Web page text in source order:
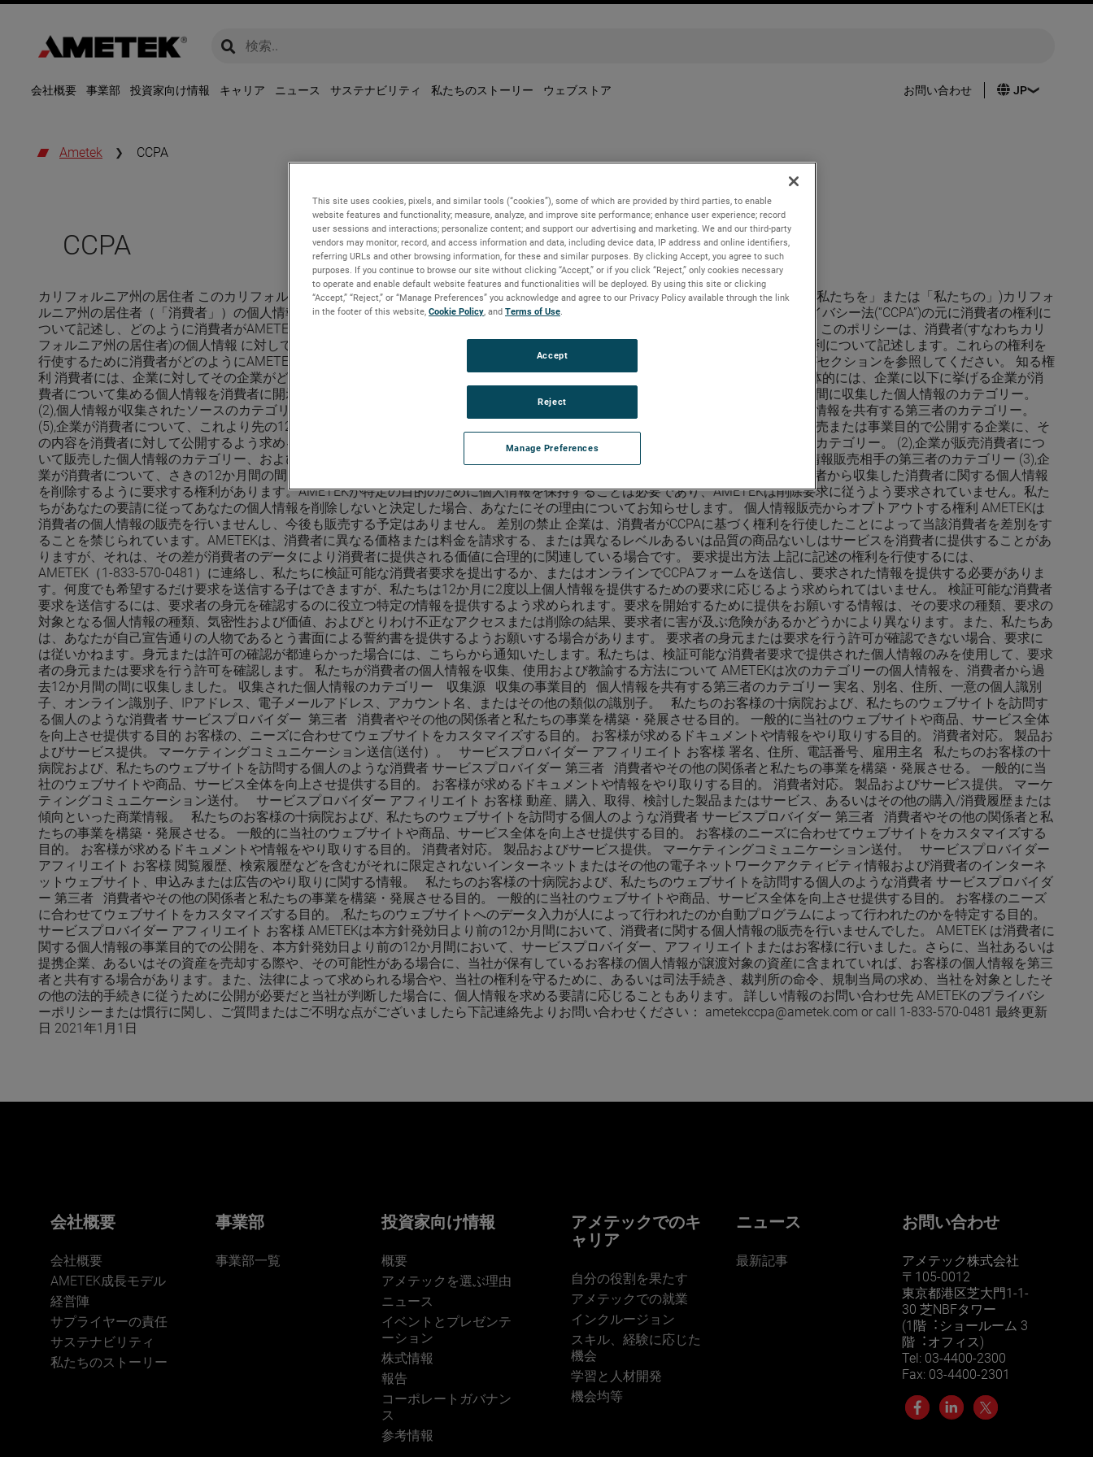
global-search
global-search
会社概要 事業部 投資家向け情報 キャリア ニュース サステナビリティ 私たちのストーリー ウェブストア お問い合わせ
Ametek CCPA
CCPA
カリフォルニア州の居住者 このカリフォルニア州の居住者のプライバシーポリシーでは、 AMETEKの (「AMETEK」、「私たち」、「私たちを」または「私たちの」)カリフォ
ルニア州の居住者（「消費者」）の個人情報の収集、使用、および開示に関する慣行は、2018年発行のカリフォルニア州消費者プライバシー法(“CCPA”)の元に消費者の権利に
ついて記述し、どのように消費者がAMETEKに連絡を取ってそれらの権利を行使するのかについての説明をしてると記述しています。 このポリシーは、消費者(すなわちカリ
フォルニア州の居住者)の個人情報 に対してのみ低起用されます。 消費者の権利 このセクションではCCPAに基づく消費者の特定の権利について記述します。これらの権利を
行使するために消費者がどのようにAMETEKに連絡したらよいかに関する情報については、下の「リクエストの送信方法」と題されがセクションを参照してください。 知る権
利 消費者には、企業に対してその企業がどの個人情報を収集・使用・共有・販売するのかを公開するよう求める権利があります。具体的には、企業に以下に挙げる企業が消
費者について集める個人情報を消費者に開示するよう要求することができます： (1),企業が消費者について、これより先の12か月間の間に収集した個人情報のカテゴリー。
(2),個人情報が収集されたソースのカテゴリー。 (3),個人情報の収集またはは売を行うための事業目的または商業目的。 (4),企業が個人情報を共有する第三者のカテゴリー。
(5),企業が消費者について、これより先の12か月間の間に収集した個人の特定の情報。 消費者は、次に挙げる、消費者の個人情報を販売または事業目的で公開する企業に、そ
の内容を消費者に対して公開するよう求めることができます： (1),企業が消費者について、さきの12か月間の間に収集した個人情報のカテゴリー。 (2),企業が販売消費者につ
いて販売した個人情報のカテゴリー、および先の12か月間の間に、各第三者に対して販売された個人情報のカテゴリーによる、個人情報販売相手の第三者のカテゴリー (3),企
業が消費者について、さきの12か月間の間に事業目的で開示した個人情報のカテゴリー。 削除を求める権利 消費者には、企業が消費者から収集した消費者に関する個人情報
を削除するように要求する権利があります。AMETEKが特定の目的のために個人情報を保持することは必要であり、AMETEKは削除要求に従うよう要求されていません。私た
ちがあなたの要請に従ってあなたの個人情報を削除しないと決定した場合、あなたにその理由についてお知らせします。 個人情報販売からオプトアウトする権利 AMETEKは
消費者の個人情報の販売を行いませんし、今後も販売する予定はありません。 差別の禁止 企業は、消費者がCCPAに基づく権利を行使したことによって当該消費者を差別をす
ることを禁じられています。AMETEKは、消費者に異なる価格または料金を請求する、または異なるレベルあるいは品質の商品ないしはサービスを消費者に提供することがあ
りますが、それは、その差が消費者のデータにより消費者に提供される価値に合理的に関連している場合です。 要求提出方法 上記に記述の権利を行使するには、
AMETEK（1-833-570-0481）に連絡し、私たちに検証可能な消費者要求を提出するか、またはオンラインでCCPAフォームを送信し、要求された情報を提供する必要がありま
す。何度でも希望するだけ要求を送信する子はできますが、私たちは12か月に2度以上個人情報を提供するための要求に応じるよう求められてはいません。 検証可能な消費者
要求を送信するには、要求者の身元を確認するのに役立つ特定の情報を提供するよう求められます。要求を開始するために提供をお願いする情報は、その要求の種類、要求の
対象となる個人情報の種類、気密性および価値、およびとりわけ不正なアクセスまたは削除の結果、要求者に害が及ぶ危険があるかどうかにより異なります。また、私たちあ
は、あなたが自己宣告通りの人物であるとう書面による誓約書を提供するようお願いする場合があります。 要求者の身元または要求を行う許可が確認できない場合、要求に
は従いかねます。身元または許可の確認が都連らかった場合には、こちらから通知いたします。私たちは、検証可能な消費者要求で提供された個人情報のみを使用して、要求
者の身元または要求を行う許可を確認します。 私たちが消費者の個人情報を収集、使用および教諭する方法について AMETEKは次のカテゴリーの個人情報を、消費者から過
去12か月間の間に収集しました。 収集された個人情報のカテゴリー 収集源 収集の事業目的 個人情報を共有する第三者のカテゴリー 実名、別名、住所、一意の個人識別
子、オンライン識別子、IPアドレス、電子メールアドレス、アカウント名、またはその他の類似の識別子。 私たちのお客様の十病院および、私たちのウェブサイトを訪問す
る個人のような消費者 サービスプロバイダー 第三者 消費者やその他の関係者と私たちの事業を構築・発展させる目的。 一般的に当社のウェブサイトや商品、サービス全体
を向上させ提供する目的 お客様の、ニーズに合わせてウェブサイトをカスタマイズする目的。 お客様が求めるドキュメントや情報をやり取りする目的。 消費者対応。 製品お
よびサービス提供。 マーケティングコミュニケーション送信(送付）。 サービスプロバイダー アフィリエイト お客様 署名、住所、電話番号、雇用主名 私たちのお客様の十
病院および、私たちのウェブサイトを訪問する個人のような消費者 サービスプロバイダー 第三者 消費者やその他の関係者と私たちの事業を構築・発展させる。 一般的に当
社のウェブサイトや商品、サービス全体を向上させ提供する目的。 お客様が求めるドキュメントや情報をやり取りする目的。 消費者対応。 製品およびサービス提供。 マーケ
ティングコミュニケーション送付。 サービスプロバイダー アフィリエイト お客様 動産、購入、取得、検討した製品またはサービス、あるいはその他の購入/消費履歴または
傾向といった商業情報。 私たちのお客様の十病院および、私たちのウェブサイトを訪問する個人のような消費者 サービスプロバイダー 第三者 消費者やその他の関係者と私
たちの事業を構築・発展させる。 一般的に当社のウェブサイトや商品、サービス全体を向上させ提供する目的。 お客様のニーズに合わせてウェブサイトをカスタマイズする
目的。 お客様が求めるドキュメントや情報をやり取りする目的。 消費者対応。 製品およびサービス提供。 マーケティングコミュニケーション送付。 サービスプロバイダー
アフィリエイト お客様 閲覧履歴、検索履歴などを含むがそれに限定されないインターネットまたはその他の電子ネットワークアクティビティ情報および消費者のインターネ
ットウェブサイト、申込みまたは広告のやり取りに関する情報。 私たちのお客様の十病院および、私たちのウェブサイトを訪問する個人のような消費者 サービスプロバイダ
ー 第三者 消費者やその他の関係者と私たちの事業を構築・発展させる目的。 一般的に当社のウェブサイトや商品、サービス全体を向上させ提供する目的。 お客様のニーズ
に合わせてウェブサイトをカスタマイズする目的。 ,私たちのウェブサイトへのデータ入力が人によって行われたのか自動プログラムによって行われたのかを特定する目的。
サービスプロバイダー アフィリエイト お客様 AMETEKは本方針発効日より前の12か月間において、消費者に関する個人情報の販売を行いませんでした。 AMETEK は消費者に
関する個人情報の事業目的での公開を、本方針発効日より前の12か月間において、サービスプロバイダー、アフィリエイトまたはお客様に行いました。さらに、当社あるいは
提携企業、あるいはその資産を売却する際や、その可能性がある場合に、当社が保有しているお客様の個人情報が譲渡対象の資産に含まれていれば、お客様の個人情報を第三
者と共有する場合があります。また、法律によって求められる場合や、当社の権利を守るために、あるいは司法手続き、裁判所の命令、規制当局の求め、当社を対象としたそ
の他の法的手続きに従うために公開が必要だと当社が判断した場合に、個人情報を求める要請に応じることもあります。 詳しい情報のお問い合わせ先 AMETEKのプライバシ
ーポリシーまたは慣行に関し、ご質問またはご不明な点がございましたら下記連絡先よりお問い合わせください： ametekccpa@ametek.com or call 1-833-570-0481 最終更新
日 2021年1月1日
会社概要
会社概要
AMETEK成長モデル
経営陣
サプライヤーの責任
サステナビリティ
私たちのストーリー
事業部
事業部一覧
投資家向け情報
概要
アメテックを選ぶ理由
ニュース
イベントとプレゼンテ
ーション
株式情報
報告
コーポレートガバナン
ス
参考情報
アメテックでのキ
ャリア
自分の役割を果たす
アメテックでの就業
インクルージョン
スキル、経験に応じた
機会
学習と人材開発
機会均等
ニュース
最新記事
お問い合わせ
アメテック株式会社
〒105-0012
東京都港区芝大門1-1-
30 芝NBFタワー
(1階︓ショールーム 3
階︓オフィス)
Tel: 03-4400-2300
Fax: 03-4400-2301
This site uses cookies, pixels, and similar tools (“cookies”), some of which are provided by third parties, to enable
website features and functionality; measure, analyze, and improve site performance; enhance user experience; record
user sessions and interactions; personalize content; and support our advertising and marketing. We and our third-party
vendors may monitor, record, and access information and data, including device data, IP address and online identifiers,
referring URLs and other browsing information, for these and similar purposes. By clicking Accept, you agree to such
purposes. If you continue to browse our site without clicking “Accept,” or if you click “Reject,” only cookies necessary
to operate and enable default website features and functionalities will be deployed. By using this site or clicking
“Accept,” “Reject,” or “Manage Preferences” you acknowledge and agree to our Privacy Policy available through the link
in the footer of this website, Cookie Policy , and Terms of Use
Manage Preferences
Reject
Accept